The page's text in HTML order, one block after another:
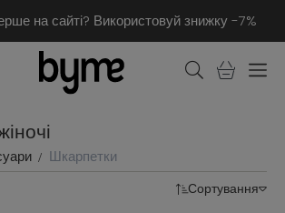
на сайті? Використовуй знижку -7%
Шкарпетки
Сортування